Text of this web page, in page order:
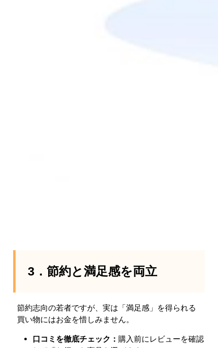
3．節約と満足感を両立
節約志向の若者ですが、実は「満足感」を得られる
買い物にはお金を惜しみません。
口コミを徹底チェック： 購入前にレビューを確認